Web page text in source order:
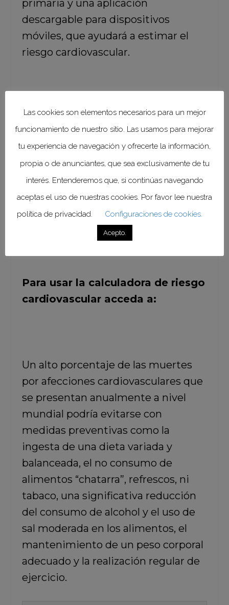
primaria y una aplicación
descargable para dispositivos
móviles, que ayudará a estimar el
riesgo cardiovascular.
Si le interesa conocer el curso, le
recomendamos acceder al
siguiente enlace:
Para usar la calculadora de riesgo
cardiovascular acceda a:
Un alto porcentaje de las muertes
por afecciones cardiovasculares que
se presentan anualmente a nivel
mundial podría evitarse con
medidas preventivas como la
ingesta de una dieta variada y
balanceada, el no consumo de
alimentos “chatarra”, refrescos, ni
tabaco, una significativa reducción
del consumo de alcohol y el uso de
sal moderada en los alimentos, el
mantenimiento de un peso corporal
adecuado y la realización regular de
ejercicio.
Las cookies son elementos necesarios para un mejor
funcionamiento de nuestro sitio. Las usamos para mejorar
tu experiencia de navegación y ofrecerte la información,
propia o de anunciantes, que sea exclusivamente de tu
interés. Entenderemos que, si continúas navegando
aceptas el uso de nuestras cookies. Por favor lee nuestra
política de privacidad.
Configuraciones de cookies.
Acepto.